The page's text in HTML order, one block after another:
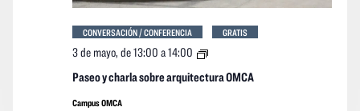
Paseo y charla sobre arquitectura OMCA
3 de mayo, de 13:00 a14:00
Paseo
charla
CONVERSACIÓN / CONFERENCIA GRATIS
Campus OMCA